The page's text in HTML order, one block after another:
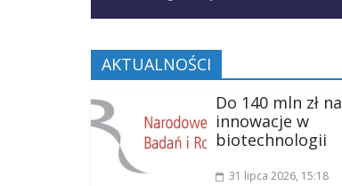
AKTUALNOŚCI
Do 140 mln zł na
innowacje w
biotechnologii
31 lipca 2026, 15:18